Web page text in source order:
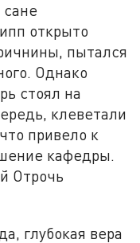
открыто
пытался
Однако
стоял на
клеветали
привело к
кафедры.
Отрочь
глубокая вера